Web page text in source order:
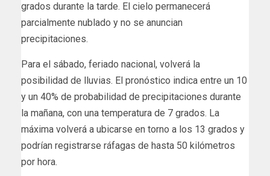
grados durante la tarde. El cielo permanecerá
parcialmente nublado y no se anuncian
precipitaciones.
Para el sábado, feriado nacional, volverá la
posibilidad de lluvias. El pronóstico indica entre un 10
y un 40% de probabilidad de precipitaciones durante
la mañana, con una temperatura de 7 grados. La
máxima volverá a ubicarse en torno a los 13 grados y
podrían registrarse ráfagas de hasta 50 kilómetros
por hora.